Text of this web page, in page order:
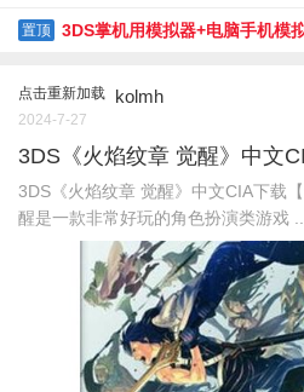
置顶 3DS掌机用模拟器+电脑手机模
点击重新加载 kolmh
2024-7-27
3DS《火焰纹章 觉醒》中文
3DS《火焰纹章 觉醒》中文CIA下载
醒是一款非常好玩的角色扮演类游戏 ...